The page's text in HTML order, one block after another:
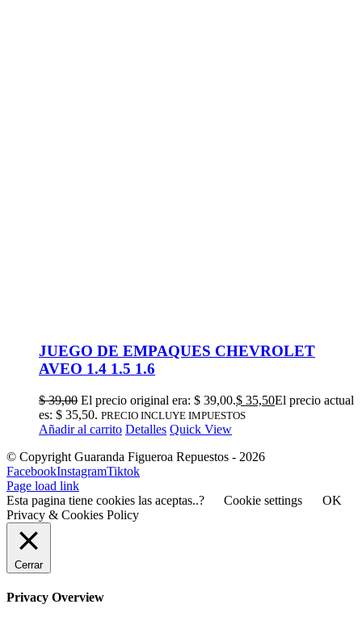
JUEGO DE EMPAQUES CHEVROLET
AVEO 1.4 1.5 1.6
$39,00 El precio original era: $ 39,00.$ 35,50El precio actual
es: $ 35,50. PRECIO INCLUYE IMPUESTOS
Añadir al carrito Detalles Quick View
© Copyright Guaranda Figueroa Repuestos - 2026
FacebookInstagramTiktok
Page load link
Esta pagina tiene cookies las aceptas..?
Cookie settings
OK
Privacy & Cookies Policy
Cerrar
Privacy Overview